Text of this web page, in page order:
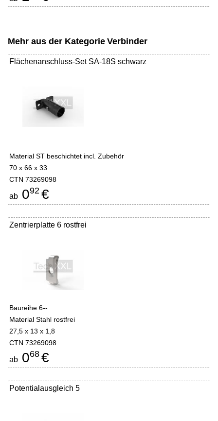
Mehr aus der Kategorie Verbinder
Flächenanschluss-Set SA-18S schwarz
Material ST beschichtet incl. Zubehör
70 x 66 x 33
CTN 73269098
ab 092 €
Zentrierplatte 6 rostfrei
Baureihe 6--
Material Stahl rostfrei
27,5 x 13 x 1,8
CTN 73269098
ab 068 €
Potentialausgleich 5